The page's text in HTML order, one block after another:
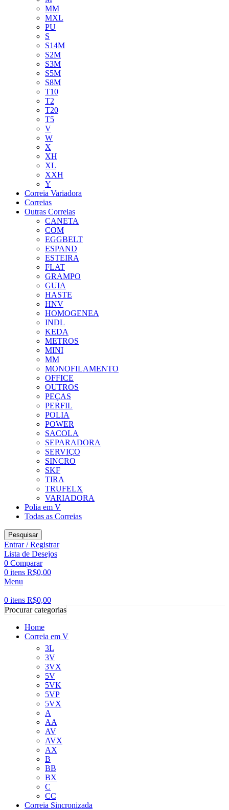
MM
MXL
PU
S
S14M
S2M
S3M
S5M
S8M
T10
T2
T20
T5
V
W
X
XH
XL
XXH
Y
Correia Variadora
Correias
Outras Correias
CANETA
COM
EGGBELT
ESPAND
ESTEIRA
FLAT
GRAMPO
GUIA
HASTE
HNV
HOMOGENEA
INDL
KEDA
METROS
MINI
MM
MONOFILAMENTO
OFFICE
OUTROS
PEÇAS
PERFIL
POLIA
POWER
SACOLA
SEPARADORA
SERVIÇO
SINCRO
SKF
TIRA
TRUFELX
VARIADORA
Polia em V
Todas as Correias
Pesquisar
Entrar / Registrar
Lista de Desejos
0 Comparar
0 itens R$0,00
Menu
0 itens R$0,00
Procurar categorias
Home
Correia em V
3L
3V
3VX
5V
5VK
5VP
5VX
A
AA
AV
AVX
AX
B
BB
BX
C
CC
Correia Sincronizada